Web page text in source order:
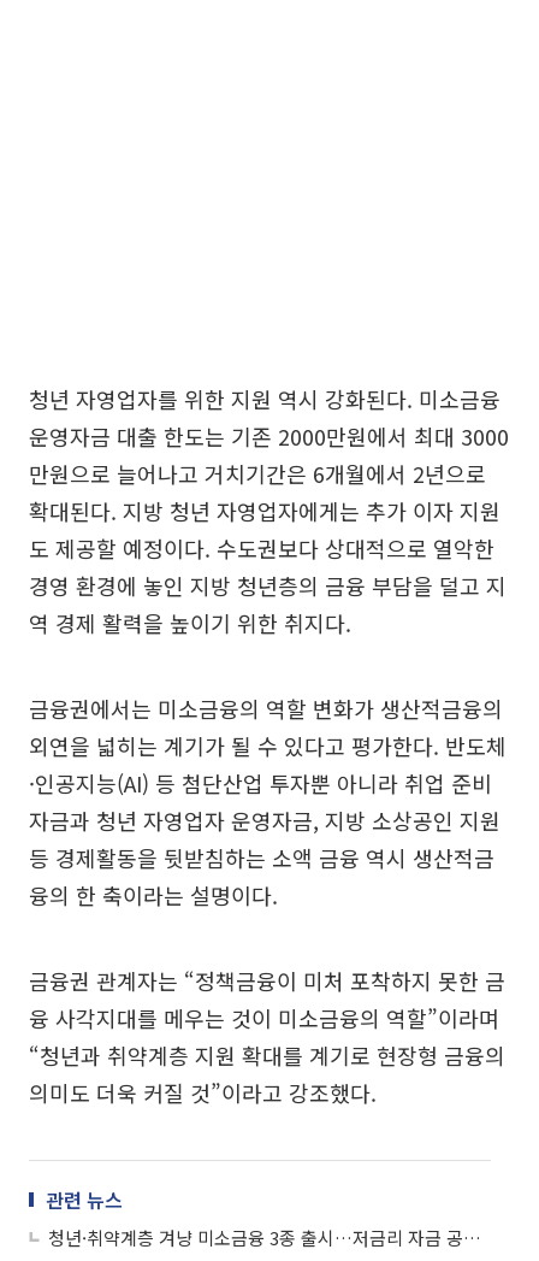
청년 자영업자를 위한 지원 역시 강화된다. 미소금융
운영자금 대출 한도는 기존 2000만원에서 최대 3000
만원으로 늘어나고 거치기간은 6개월에서 2년으로
확대된다. 지방 청년 자영업자에게는 추가 이자 지원
도 제공할 예정이다. 수도권보다 상대적으로 열악한
경영 환경에 놓인 지방 청년층의 금융 부담을 덜고 지
역 경제 활력을 높이기 위한 취지다.
금융권에서는 미소금융의 역할 변화가 생산적금융의
외연을 넓히는 계기가 될 수 있다고 평가한다. 반도체
·인공지능(AI) 등 첨단산업 투자뿐 아니라 취업 준비
자금과 청년 자영업자 운영자금, 지방 소상공인 지원
등 경제활동을 뒷받침하는 소액 금융 역시 생산적금
융의 한 축이라는 설명이다.
금융권 관계자는 “정책금융이 미처 포착하지 못한 금
융 사각지대를 메우는 것이 미소금융의 역할”이라며
“청년과 취약계층 지원 확대를 계기로 현장형 금융의
의미도 더욱 커질 것”이라고 강조했다.
관련 뉴스
청년·취약계층 겨냥 미소금융 3종 출시…저금리 자금 공급 확대